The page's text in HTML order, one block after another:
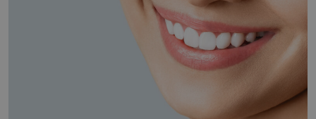
desetkrát méně), a kyselinu listovou. Ale to
není všechno. Obsahuje také důležité